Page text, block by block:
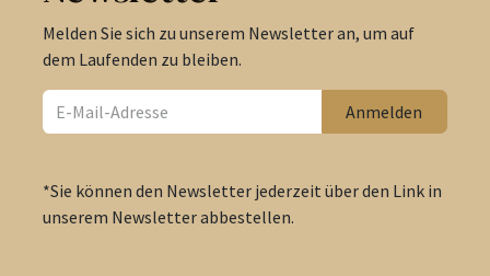
Melden Sie sich zu unserem Newsletter an, um auf
dem Laufenden zu bleiben.
Anmelden
*Sie können den Newsletter jederzeit über den Link in
unserem Newsletter abbestellen.